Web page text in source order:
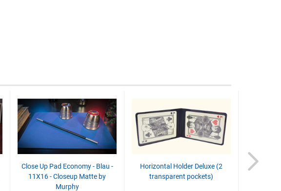
Close Up Pad Economy - Blau -
11X16 - Closeup Matte by
Murphy
Horizontal Holder Deluxe (2
transparent pockets)
Brick